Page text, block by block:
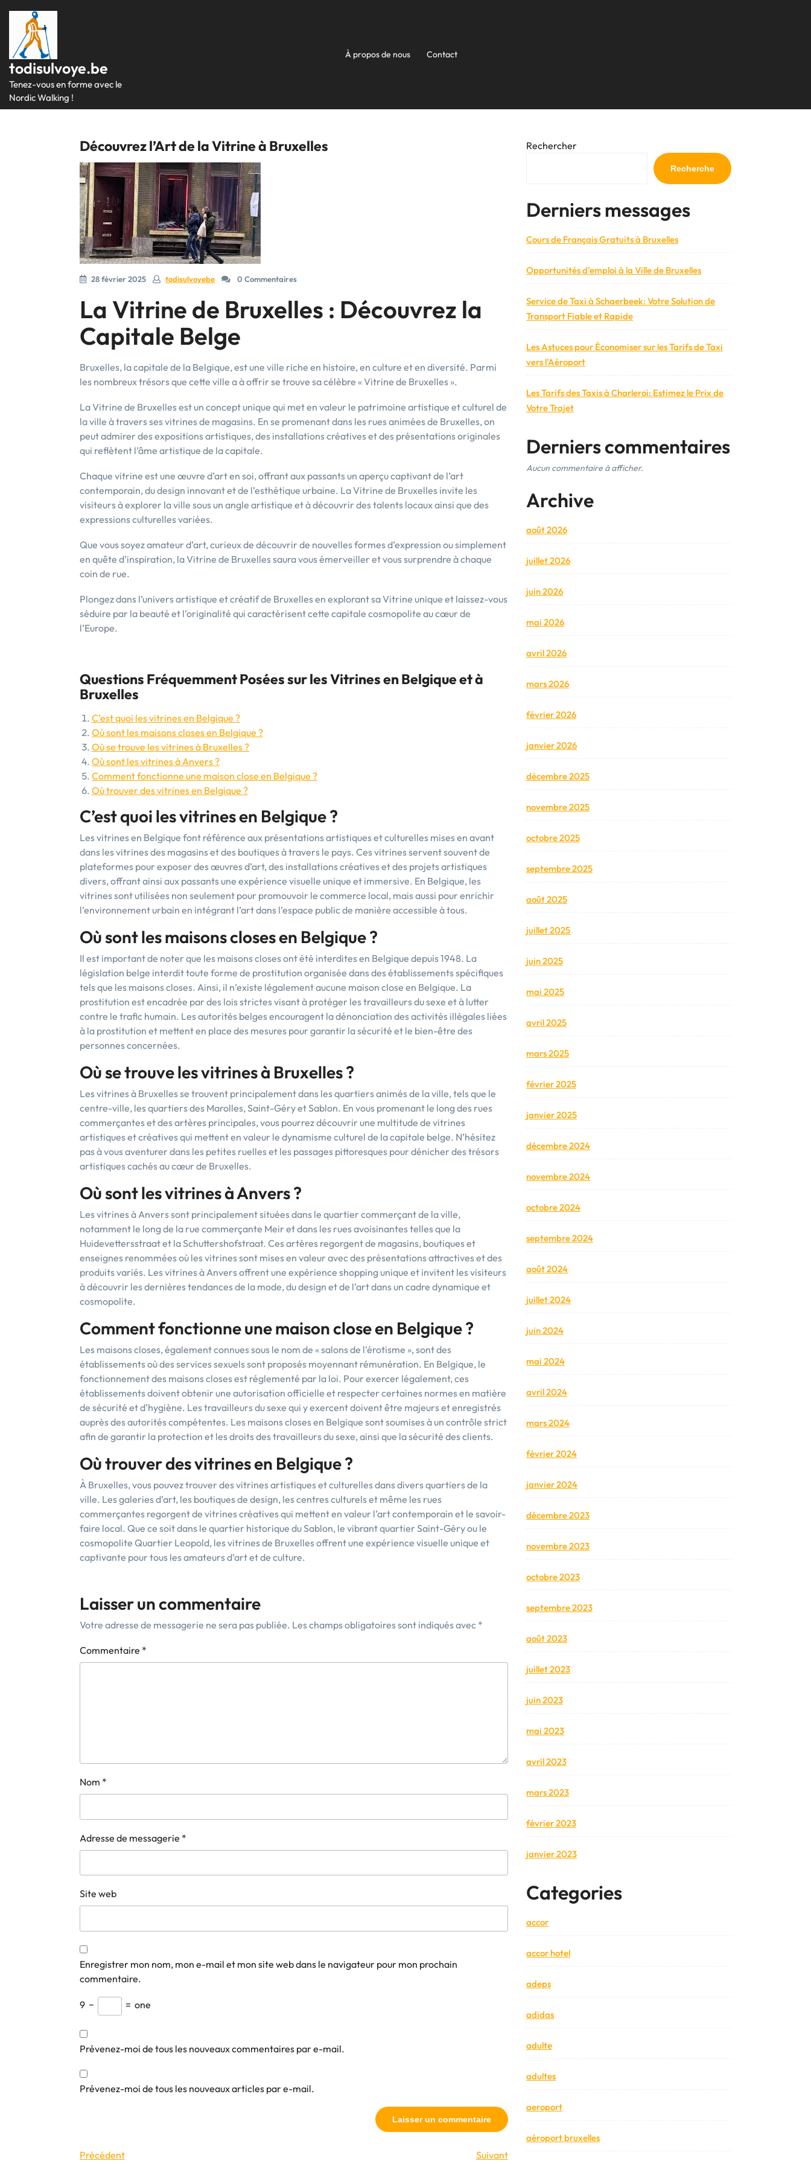
contenu
todisulvoye.be
Tenez-vous en forme avec le
Nordic Walking !
À propos de nous Contact
Découvrez l’Art de la Vitrine à Bruxelles
28 février 2025 todisulvoyebe 0 Commentaires
La Vitrine de Bruxelles : Découvrez la
Capitale Belge
Bruxelles, la capitale de la Belgique, est une ville riche en histoire, en culture et en diversité. Parmi
les nombreux trésors que cette ville a à offrir se trouve sa célèbre « Vitrine de Bruxelles ».
La Vitrine de Bruxelles est un concept unique qui met en valeur le patrimoine artistique et culturel de
la ville à travers ses vitrines de magasins. En se promenant dans les rues animées de Bruxelles, on
peut admirer des expositions artistiques, des installations créatives et des présentations originales
qui reflètent l’âme artistique de la capitale.
Chaque vitrine est une œuvre d’art en soi, offrant aux passants un aperçu captivant de l’art
contemporain, du design innovant et de l’esthétique urbaine. La Vitrine de Bruxelles invite les
visiteurs à explorer la ville sous un angle artistique et à découvrir des talents locaux ainsi que des
expressions culturelles variées.
Que vous soyez amateur d’art, curieux de découvrir de nouvelles formes d’expression ou simplement
en quête d’inspiration, la Vitrine de Bruxelles saura vous émerveiller et vous surprendre à chaque
coin de rue.
Plongez dans l’univers artistique et créatif de Bruxelles en explorant sa Vitrine unique et laissez-vous
séduire par la beauté et l’originalité qui caractérisent cette capitale cosmopolite au cœur de
l’Europe.
Questions Fréquemment Posées sur les Vitrines en Belgique et à
Bruxelles
C’est quoi les vitrines en Belgique ?
Où sont les maisons closes en Belgique ?
Où se trouve les vitrines à Bruxelles ?
Où sont les vitrines à Anvers ?
Comment fonctionne une maison close en Belgique ?
Où trouver des vitrines en Belgique ?
C’est quoi les vitrines en Belgique ?
Les vitrines en Belgique font référence aux présentations artistiques et culturelles mises en avant
dans les vitrines des magasins et des boutiques à travers le pays. Ces vitrines servent souvent de
plateformes pour exposer des œuvres d’art, des installations créatives et des projets artistiques
divers, offrant ainsi aux passants une expérience visuelle unique et immersive. En Belgique, les
vitrines sont utilisées non seulement pour promouvoir le commerce local, mais aussi pour enrichir
l’environnement urbain en intégrant l’art dans l’espace public de manière accessible à tous.
Où sont les maisons closes en Belgique ?
Il est important de noter que les maisons closes ont été interdites en Belgique depuis 1948. La
législation belge interdit toute forme de prostitution organisée dans des établissements spécifiques
tels que les maisons closes. Ainsi, il n’existe légalement aucune maison close en Belgique. La
prostitution est encadrée par des lois strictes visant à protéger les travailleurs du sexe et à lutter
contre le trafic humain. Les autorités belges encouragent la dénonciation des activités illégales liées
à la prostitution et mettent en place des mesures pour garantir la sécurité et le bien-être des
personnes concernées.
Où se trouve les vitrines à Bruxelles ?
Les vitrines à Bruxelles se trouvent principalement dans les quartiers animés de la ville, tels que le
centre-ville, les quartiers des Marolles, Saint-Géry et Sablon. En vous promenant le long des rues
commerçantes et des artères principales, vous pourrez découvrir une multitude de vitrines
artistiques et créatives qui mettent en valeur le dynamisme culturel de la capitale belge. N’hésitez
pas à vous aventurer dans les petites ruelles et les passages pittoresques pour dénicher des trésors
artistiques cachés au cœur de Bruxelles.
Où sont les vitrines à Anvers ?
Les vitrines à Anvers sont principalement situées dans le quartier commerçant de la ville,
notamment le long de la rue commerçante Meir et dans les rues avoisinantes telles que la
Huidevettersstraat et la Schuttershofstraat. Ces artères regorgent de magasins, boutiques et
enseignes renommées où les vitrines sont mises en valeur avec des présentations attractives et des
produits variés. Les vitrines à Anvers offrent une expérience shopping unique et invitent les visiteurs
à découvrir les dernières tendances de la mode, du design et de l’art dans un cadre dynamique et
cosmopolite.
Comment fonctionne une maison close en Belgique ?
Les maisons closes, également connues sous le nom de « salons de l’érotisme », sont des
établissements où des services sexuels sont proposés moyennant rémunération. En Belgique, le
fonctionnement des maisons closes est réglementé par la loi. Pour exercer légalement, ces
établissements doivent obtenir une autorisation officielle et respecter certaines normes en matière
de sécurité et d’hygiène. Les travailleurs du sexe qui y exercent doivent être majeurs et enregistrés
auprès des autorités compétentes. Les maisons closes en Belgique sont soumises à un contrôle strict
afin de garantir la protection et les droits des travailleurs du sexe, ainsi que la sécurité des clients.
Où trouver des vitrines en Belgique ?
À Bruxelles, vous pouvez trouver des vitrines artistiques et culturelles dans divers quartiers de la
ville. Les galeries d’art, les boutiques de design, les centres culturels et même les rues
commerçantes regorgent de vitrines créatives qui mettent en valeur l’art contemporain et le savoir-
faire local. Que ce soit dans le quartier historique du Sablon, le vibrant quartier Saint-Géry ou le
cosmopolite Quartier Leopold, les vitrines de Bruxelles offrent une expérience visuelle unique et
captivante pour tous les amateurs d’art et de culture.
Laisser un commentaire
Votre adresse de messagerie ne sera pas publiée. Les champs obligatoires sont indiqués avec *
Commentaire *
Nom *
Adresse de messagerie *
Site web
Enregistrer mon nom, mon e-mail et mon site web dans le navigateur pour mon prochain
commentaire.
9 − = one
Prévenez-moi de tous les nouveaux commentaires par e-mail.
Prévenez-moi de tous les nouveaux articles par e-mail.
Navigation
Article
Précédent
Article
Suivant
Rechercher
Recherche
Derniers messages
Cours de Français Gratuits à Bruxelles
Opportunités d’emploi à la Ville de Bruxelles
Service de Taxi à Schaerbeek: Votre Solution de
Transport Fiable et Rapide
Les Astuces pour Économiser sur les Tarifs de Taxi
vers l’Aéroport
Les Tarifs des Taxis à Charleroi: Estimez le Prix de
Votre Trajet
Derniers commentaires
Aucun commentaire à afficher.
Archive
août 2026
juillet 2026
juin 2026
mai 2026
avril 2026
mars 2026
février 2026
janvier 2026
décembre 2025
novembre 2025
octobre 2025
septembre 2025
août 2025
juillet 2025
juin 2025
mai 2025
avril 2025
mars 2025
février 2025
janvier 2025
décembre 2024
novembre 2024
octobre 2024
septembre 2024
août 2024
juillet 2024
juin 2024
mai 2024
avril 2024
mars 2024
février 2024
janvier 2024
décembre 2023
novembre 2023
octobre 2023
septembre 2023
août 2023
juillet 2023
juin 2023
mai 2023
avril 2023
mars 2023
février 2023
janvier 2023
Categories
accor
accor hotel
adeps
adidas
adulte
adultes
aeroport
aéroport bruxelles